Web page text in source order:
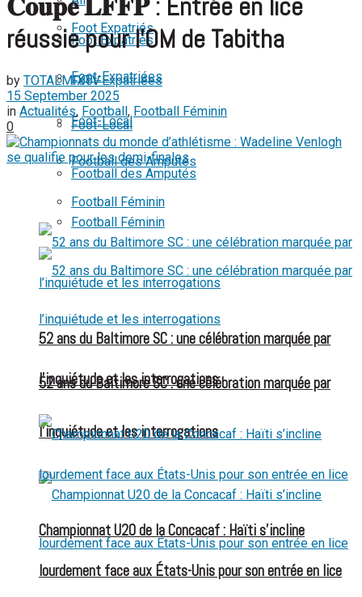
Foot Expatriés
Foot-Expatriées
Foot-Local
Football des Amputés
Football Féminin
52 ans du Baltimore SC : une célébration marquée par
l’inquiétude et les interrogations
Foot Expatriés
Foot-Expatriées
Foot-Local
Football des Amputés
Football Féminin
52 ans du Baltimore SC : une célébration marquée par
l’inquiétude et les interrogations
Championnat U20 de la Concacaf : Haïti s’incline
lourdement face aux États-Unis pour son entrée en lice
View All Result
𝐂𝐨𝐮𝐩𝐞 𝐋𝐅𝐅𝐏 : Entrée en lice
réussie pour l’OM de Tabitha
by TOTALMIXTV
15 September 2025
in Actualités, Football, Football Féminin
0